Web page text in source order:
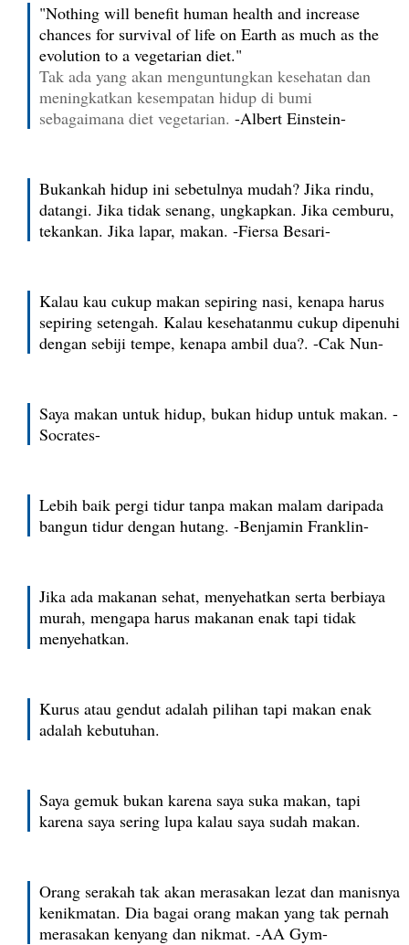
"Nothing will benefit human health and increase
chances for survival of life on Earth as much as the
evolution to a vegetarian diet."
Tak ada yang akan menguntungkan kesehatan dan
meningkatkan kesempatan hidup di bumi
sebagaimana diet vegetarian. -Albert Einstein-
Bukankah hidup ini sebetulnya mudah? Jika rindu,
datangi. Jika tidak senang, ungkapkan. Jika cemburu,
tekankan. Jika lapar, makan. -Fiersa Besari-
Kalau kau cukup makan sepiring nasi, kenapa harus
sepiring setengah. Kalau kesehatanmu cukup dipenuhi
dengan sebiji tempe, kenapa ambil dua?. -Cak Nun-
Saya makan untuk hidup, bukan hidup untuk makan. -
Socrates-
Lebih baik pergi tidur tanpa makan malam daripada
bangun tidur dengan hutang. -Benjamin Franklin-
Jika ada makanan sehat, menyehatkan serta berbiaya
murah, mengapa harus makanan enak tapi tidak
menyehatkan.
Kurus atau gendut adalah pilihan tapi makan enak
adalah kebutuhan.
Saya gemuk bukan karena saya suka makan, tapi
karena saya sering lupa kalau saya sudah makan.
Orang serakah tak akan merasakan lezat dan manisnya
kenikmatan. Dia bagai orang makan yang tak pernah
merasakan kenyang dan nikmat. -AA Gym-